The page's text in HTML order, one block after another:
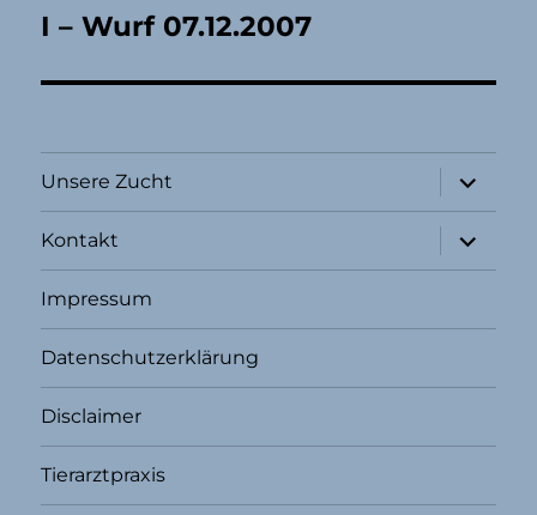
I – Wurf 07.12.2007
Unsere Zucht
öffnen
Kontakt
öffnen
Impressum
Datenschutzerklärung
Disclaimer
Tierarztpraxis